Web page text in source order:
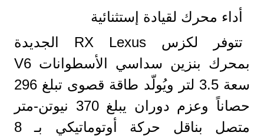
أداء محرك لقيادة إستثنائية
تتوفر لكزس RX Lexus الجديدة
بمحرك بنزين سداسي الأسطوانات V6
سعة 3.5 لتر ويُولّد طاقة قصوى تبلغ 296
حصاناً وعزم دوران يبلغ 370 نيوتن-متر
متصل بناقل حركة أوتوماتيكي بـ 8